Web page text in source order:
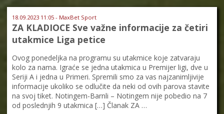
18.09.2023 11:05 - MaxBet Sport
ZA KLADIOCE Sve važne informacije za četiri
utakmice Liga petice
Ovog ponedeljka na programu su utakmice koje zatvaraju
kolo za nama. Igraće se jedna utakmica u Premijer ligi, dve u
Seriji A i jedna u Primeri. Spremili smo za vas najzanimljivije
informacije ukoliko se odlučite da neki od ovih parova stavite
na svoj tiket. Notingem-Barnli – Notingem nije pobedio na 7
od poslednjih 9 utakmica […] Članak ZA …